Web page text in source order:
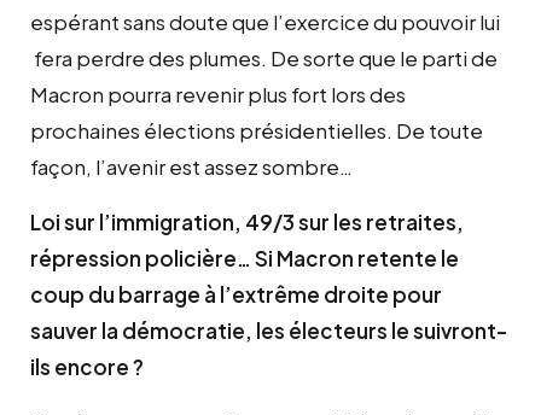
espérant sans doute que l’exercice du pouvoir lui
fera perdre des plumes. De sorte que le parti de
Macron pourra revenir plus fort lors des
prochaines élections présidentielles. De toute
façon, l’avenir est assez sombre…
Loi sur l’immigration, 49/3 sur les retraites,
répression policière… Si Macron retente le
coup du barrage à l’extrême droite pour
sauver la démocratie, les électeurs le suivront-
ils encore ?